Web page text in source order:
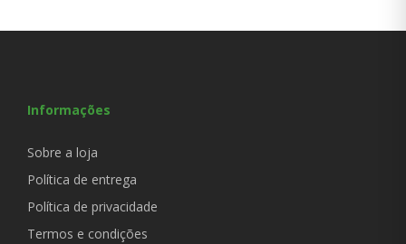
Informações
Sobre a loja
Política de entrega
Política de privacidade
Termos e condições